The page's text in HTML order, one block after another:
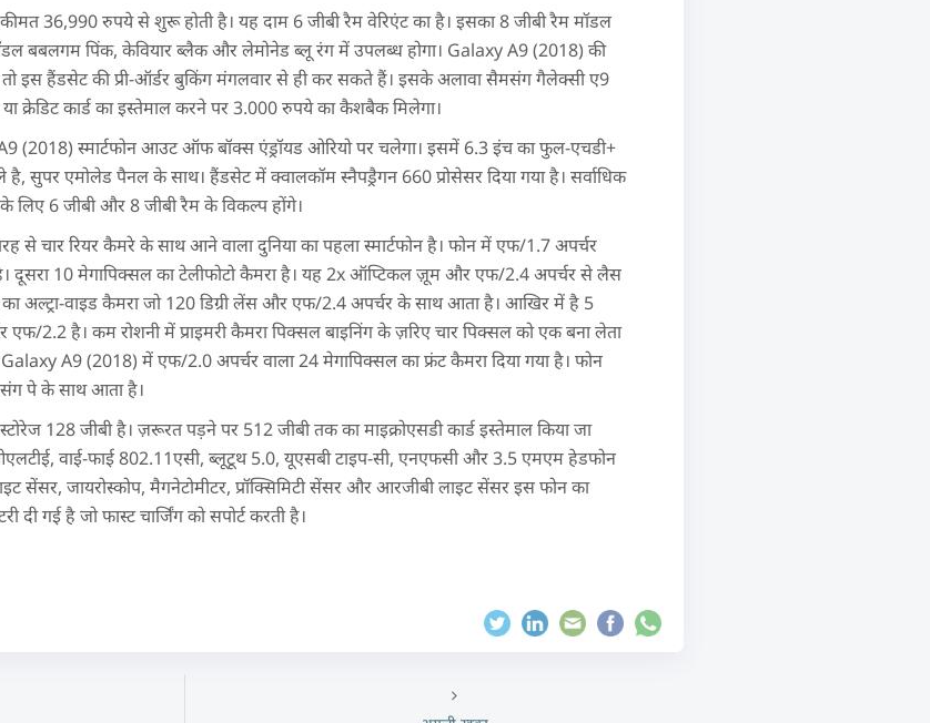
36,990 रुपये से शुरू होती है। यह दाम 6 जीबी रैम वेरिएंट का है। इसका 8 जीबी रैम मॉडल
बबलगम पिंक, केवियार ब्लैक और लेमोनेड ब्लू रंग में उपलब्ध होगा। Galaxy A9 (2018) की
तो इस हैंडसेट की प्री-ऑर्डर बुकिंग मंगलवार से ही कर सकते हैं। इसके अलावा सैमसंग गैलेक्सी ए9
क्रेडिट कार्ड का इस्तेमाल करने पर 3.000 रुपये का कैशबैक मिलेगा।
(2018) स्मार्टफोन आउट ऑफ बॉक्स एंड्रॉयड ओरियो पर चलेगा। इसमें 6.3 इंच का फुल-एचडी+
सुपर एमोलेड पैनल के साथ। हैंडसेट में क्वालकॉम स्नैपड्रैगन 660 प्रोसेसर दिया गया है। सर्वाधिक
लिए 6 जीबी और 8 जीबी रैम के विकल्प होंगे।
चार रियर कैमरे के साथ आने वाला दुनिया का पहला स्मार्टफोन है। फोन में एफ/1.7 अपर्चर
है। दूसरा 10 मेगापिक्सल का टेलीफोटो कैमरा है। यह 2x ऑप्टिकल ज़ूम और एफ/2.4 अपर्चर से लैस
अल्ट्रा-वाइड कैमरा जो 120 डिग्री लेंस और एफ/2.4 अपर्चर के साथ आता है। आखिर में है 5
2.2 है। कम रोशनी में प्राइमरी कैमरा पिक्सल बाइनिंग के ज़रिए चार पिक्सल को एक बना लेता
A9 (2018) में एफ/2.0 अपर्चर वाला 24 मेगापिक्सल का फ्रंट कैमरा दिया गया है। फोन
पे के साथ आता है।
128 जीबी है। ज़रूरत पड़ने पर 512 जीबी तक का माइक्रोएसडी कार्ड इस्तेमाल किया जा
वाई-फाई 802.11एसी, ब्लूटूथ 5.0, यूएसबी टाइप-सी, एनएफसी और 3.5 एमएम हेडफोन
सेंसर, जायरोस्कोप, मैगनेटोमीटर, प्रॉक्सिमिटी सेंसर और आरजीबी लाइट सेंसर इस फोन का
गई है जो फास्ट चार्जिंग को सपोर्ट करती है।